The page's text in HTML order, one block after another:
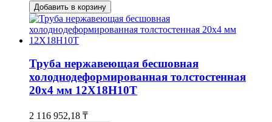
Добавить в корзину
Труба нержавеющая бесшовная
холоднодеформированная толстостенная
20х4 мм 12Х18Н10Т
2 116 952,18 ₸